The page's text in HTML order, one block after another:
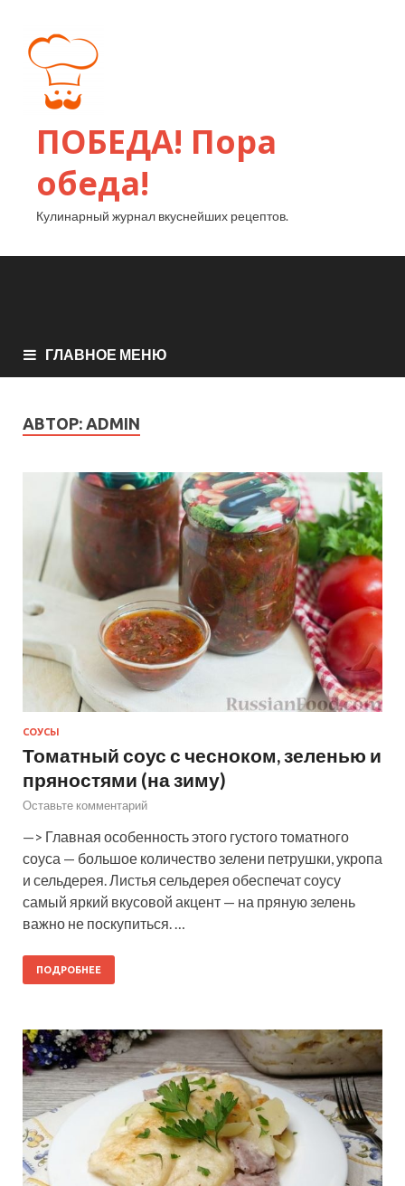
ПОБЕДА! Пора
обеда!
Кулинарный журнал вкуснейших рецептов.
ГЛАВНОЕ МЕНЮ
АВТОР: ADMIN
СОУСЫ
Томатный соус с чесноком, зеленью и
пряностями (на зиму)
Оставьте комментарий
—> Главная особенность этого густого томатного
соуса — большое количество зелени петрушки, укропа
и сельдерея. Листья сельдерея обеспечат соусу
самый яркий вкусовой акцент — на пряную зелень
важно не поскупиться. …
ПОДРОБНЕЕ